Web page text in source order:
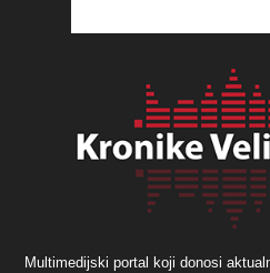
Multimedijski portal koji donosi